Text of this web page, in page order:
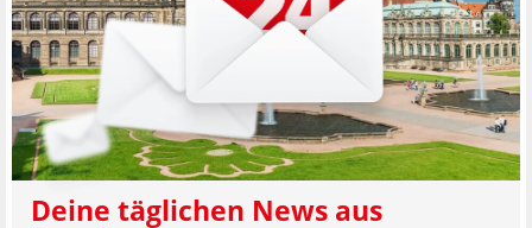
Deine täglichen News aus